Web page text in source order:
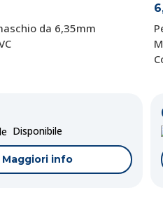
da 6,35mm
Disponibile
Maggiori info